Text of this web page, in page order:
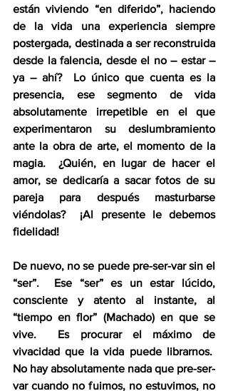
están viviendo “en diferido”, haciendo
de la vida una experiencia siempre
postergada, destinada a ser reconstruida
desde la falencia, desde el no – estar –
ya – ahí?  Lo único que cuenta es la
presencia, ese segmento de vida
absolutamente irrepetible en el que
experimentaron su deslumbramiento
ante la obra de arte, el momento de la
magia.  ¿Quién, en lugar de hacer el
amor, se dedicaría a sacar fotos de su
pareja para después masturbarse
viéndolas?  ¡Al presente le debemos
fidelidad!
De nuevo, no se puede pre-ser-var sin el
“ser”.  Ese “ser” es un estar lúcido,
consciente y atento al instante, al
“tiempo en flor” (Machado) en que se
vive.  Es procurar el máximo de
vivacidad que la vida puede librarnos.
No hay absolutamente nada que pre-ser-
var cuando no fuimos, no estuvimos, no